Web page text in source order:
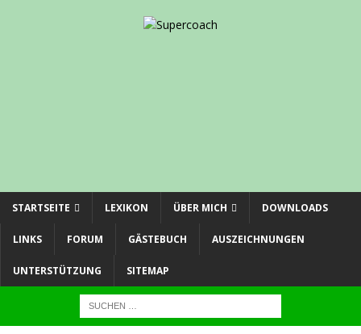
STARTSEITE LEXIKON ÜBER MICH DOWNLOADS
LINKS FORUM GÄSTEBUCH AUSZEICHNUNGEN
UNTERSTÜTZUNG SITEMAP